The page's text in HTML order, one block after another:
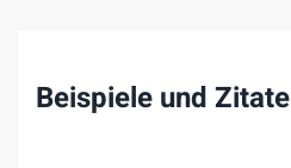
Beispiele und Zitate